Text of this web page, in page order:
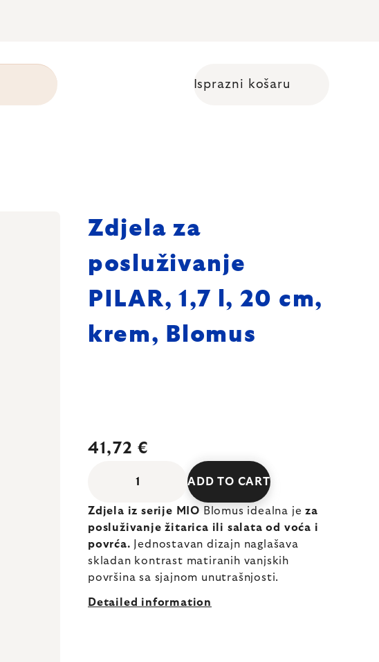
Isprazni košaru
Zdjela za
posluživanje
PILAR, 1,7 l, 20 cm,
krem, Blomus
41,72 €
ADD TO CART
Zdjela iz serije MIO Blomus idealna jeza
posluživanje žitarica ili salata od voća i
povrća. Jednostavan dizajn naglašava
skladan kontrast matiranih vanjskih
površina sa sjajnom unutrašnjosti.
Detailed information